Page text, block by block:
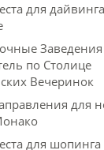
для
Заведения
по Столице
Вечеринок
для
для